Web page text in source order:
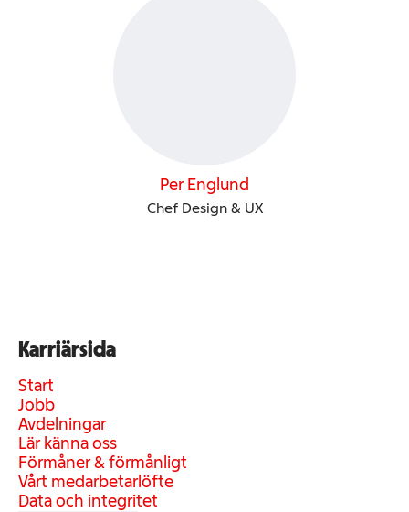
Per Englund
Chef Design & UX
Karriärsida
Start
Jobb
Avdelningar
Lär känna oss
Förmåner & förmånligt
Vårt medarbetarlöfte
Data och integritet